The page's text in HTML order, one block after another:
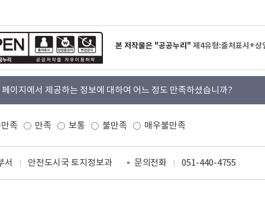
본 저작물은 "공공누리" 제4유형:출처표시+상
페이지에서 제공하는 정보에 대하여 어느 정도 만족하셨습니까?
족 만족 보통 불만족 매우불만족
서 안전도시국 토지정보과 문의전화 051-440-4755